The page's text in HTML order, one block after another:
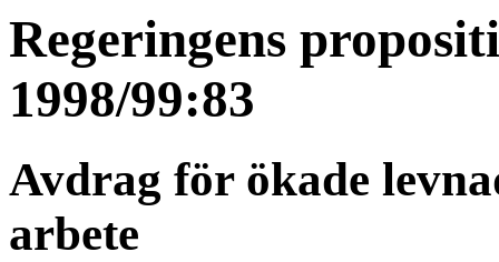
Regeringens
1998/99:83
Avdrag för ökade
arbete